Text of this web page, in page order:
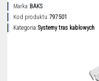
Marka: BAKS
Kod produktu:797501
Kategoria:Systemy tras kablowych